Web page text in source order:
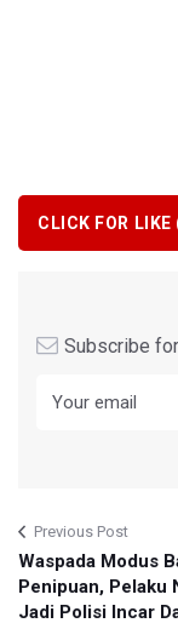
CLICK FOR LIKE
Subscribe
Previous Post
Waspada Modus
Penipuan, Pelaku
Jadi Polisi Incar